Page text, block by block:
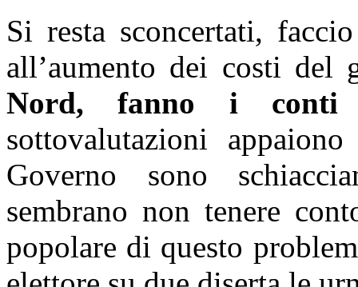
Si resta sconcertati,
all’aumento dei costi del
Nord, fanno i conti
sottovalutazioni
Governo sono
sembrano non tenere
popolare di questo